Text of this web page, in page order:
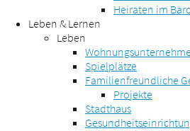
Heiraten im
Leben & Lernen
Leben
Spielplätze
Familienfreundliche
Projekte
Stadthaus